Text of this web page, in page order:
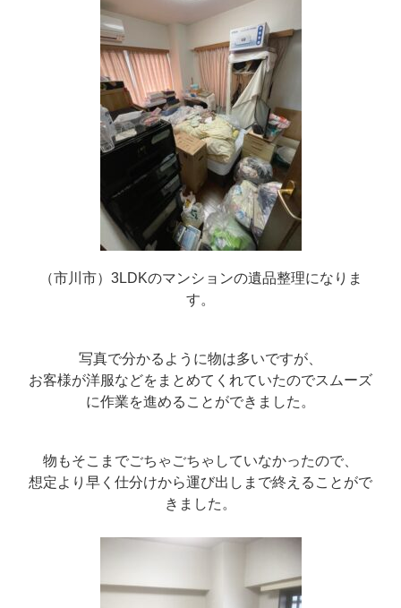
（市川市） 3LDKのマンションの遺品整理になりま
す。
写真で分かるように物は多いですが、
お客様が洋服などをまとめてくれていたのでスムーズ
に作業を進めることができました。
物もそこまでごちゃごちゃしていなかったので、
想定より早く仕分けから運び出しまで終えることがで
きました。